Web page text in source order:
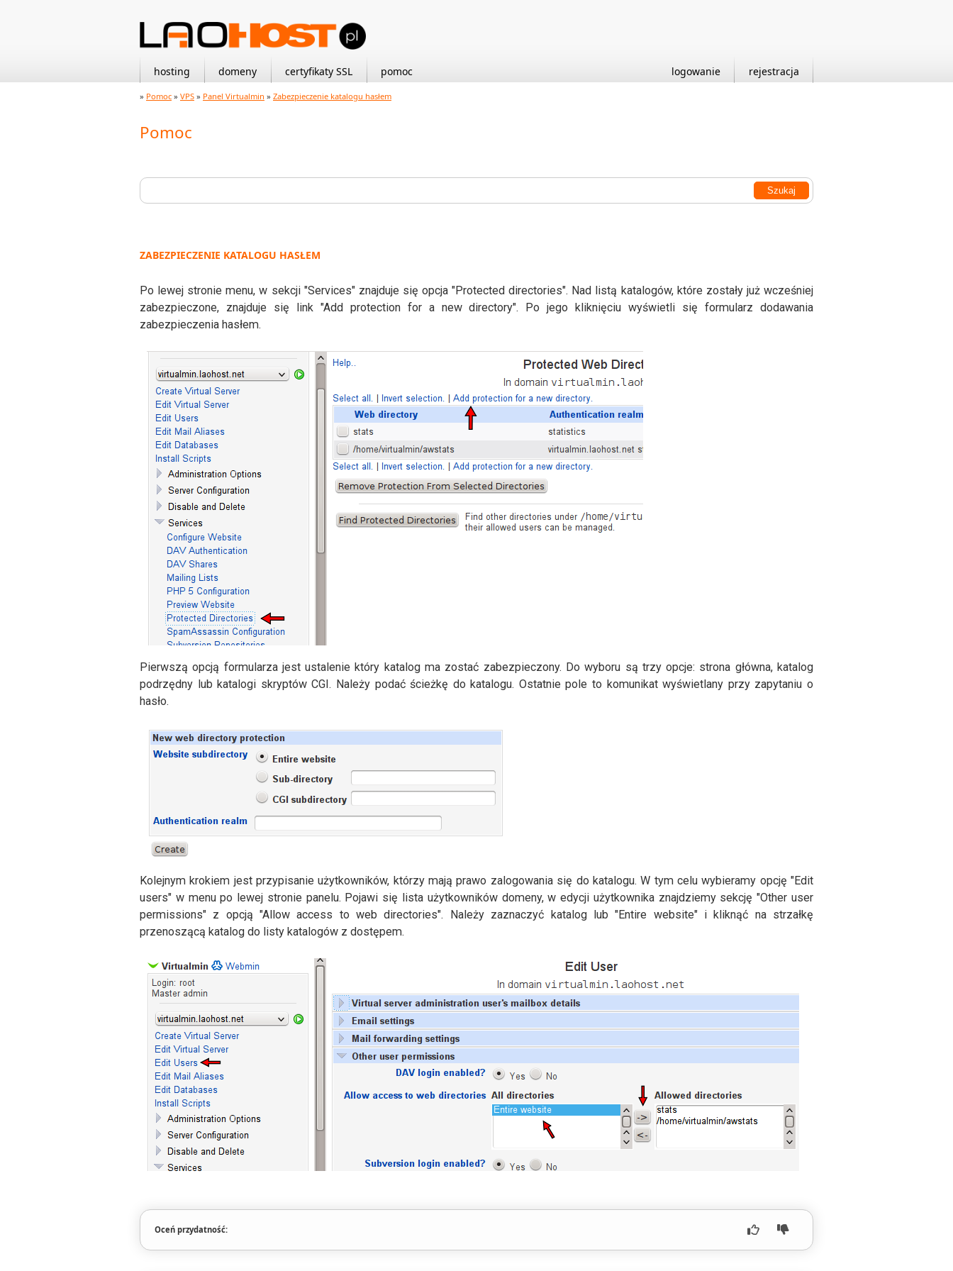
hosting domeny certyfikaty SSL pomoc logowanie rejestracja
» Pomoc » VPS » Panel Virtualmin » Zabezpieczenie katalogu hasłem
Pomoc
ZABEZPIECZENIE KATALOGU HASŁEM
Po lewej stronie menu, w sekcji "Services" znajduje się opcja "Protected directories". Nad listą katalogów, które zostały już wcześniej
zabezpieczone, znajduje się link "Add protection for a new directory". Po jego kliknięciu wyświetli się formularz dodawania
zabezpieczenia hasłem.
Pierwszą opcją formularza jest ustalenie który katalog ma zostać zabezpieczony. Do wyboru są trzy opcje: strona główna, katalog
podrzędny lub katalogi skryptów CGI. Należy podać ścieżkę do katalogu. Ostatnie pole to komunikat wyświetlany przy zapytaniu o
hasło.
Kolejnym krokiem jest przypisanie użytkowników, którzy mają prawo zalogowania się do katalogu. W tym celu wybieramy opcję "Edit
users" w menu po lewej stronie panelu. Pojawi się lista użytkowników domeny, w edycji użytkownika znajdziemy sekcję "Other user
permissions" z opcją "Allow access to web directories". Należy zaznaczyć katalog lub "Entire website" i kliknąć na strzałkę
przenoszącą katalog do listy katalogów z dostępem.
Oceń przydatność: